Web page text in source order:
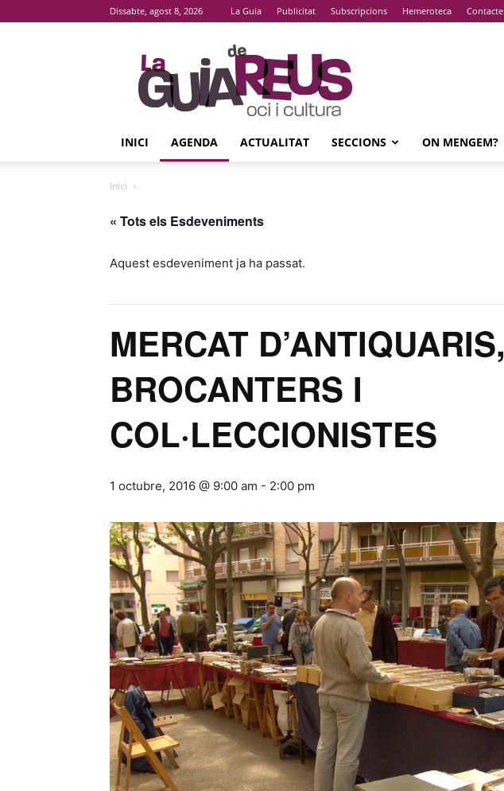
Dissabte, agost 8, 2026 La Guia Publicitat Subscripcions Hemeroteca Contacte
La
Guia
De
Reus
INICI AGENDA ACTUALITAT SECCIONS ON MENGEM?
Inici
« Tots els Esdeveniments
Aquest esdeveniment ja ha passat.
MERCAT D’ANTIQUARIS,
BROCANTERS I
COL·LECCIONISTES
1 octubre, 2016 @ 9:00 am - 2:00 pm